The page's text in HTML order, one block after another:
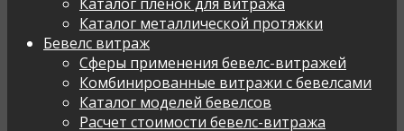
Каталог металлической протяжки
Бевелс витраж
Сферы применения бевелс-витражей
Комбинированные витражи с бевелсами
Каталог моделей бевелсов
Расчет стоимости бевелс-витража